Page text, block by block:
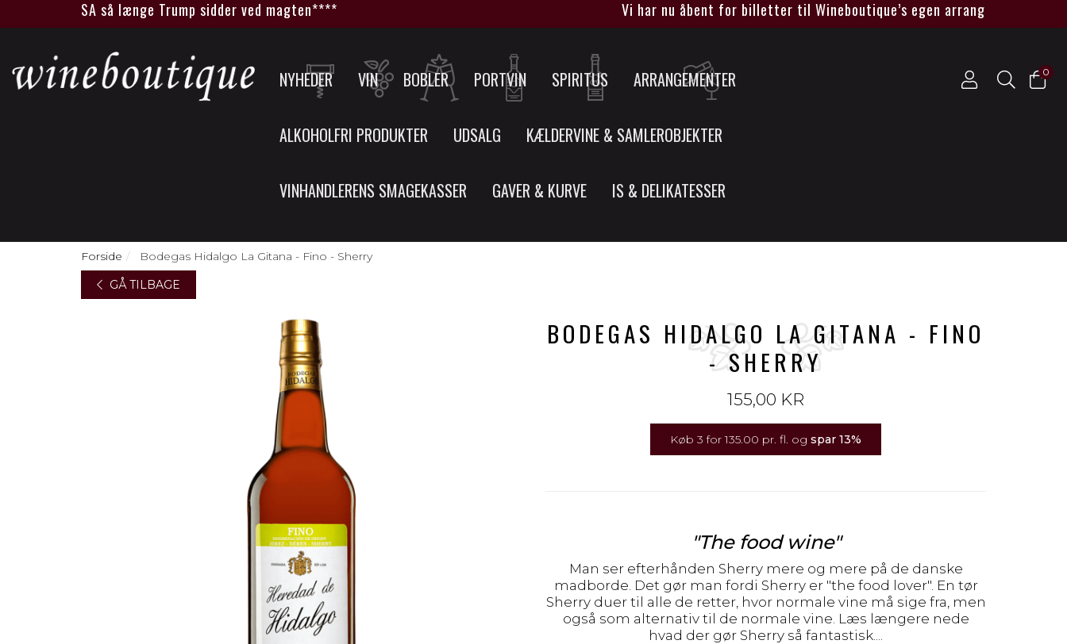
fra USA så længe Trump sidder ved magten**** Vi har nu åbent for billetter til Wineboutique’s egen arrangementer -
NYHEDER VIN BOBLER PORTVIN SPIRITUS ARRANGEMENTER
ALKOHOLFRI PRODUKTER UDSALG KÆLDERVINE & SAMLEROBJEKTER
VINHANDLERENS SMAGEKASSER GAVER & KURVE IS & DELIKATESSER
0
Forside
Bodegas Hidalgo La Gitana - Fino - Sherry
GÅ TILBAGE
BODEGAS HIDALGO LA GITANA - FINO
- SHERRY
155,00 KR
Køb 3 for 135.00 pr. fl. og spar 13%
"The food wine"
Man ser efterhånden Sherry mere og mere på de danske
madborde. Det gør man fordi Sherry er "the food lover". En tør
Sherry duer til alle de retter, hvor normale vine må sige fra, men
også som alternativ til de normale vine. Læs længere nede
hvad der gør Sherry så fantastisk....